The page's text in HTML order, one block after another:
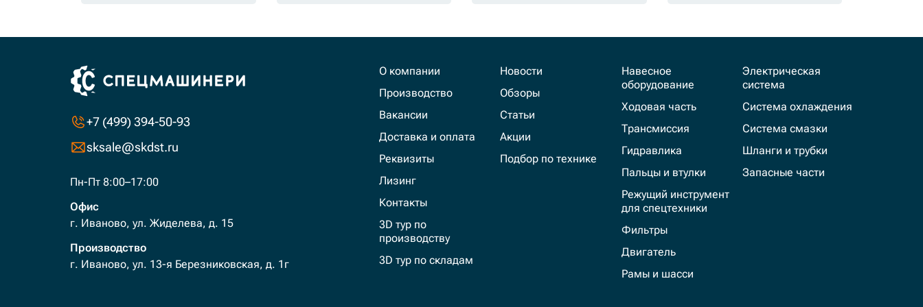
+7 (499) 394-50-93
sksale@skdst.ru
Пн-Пт 8:00–17:00
Офис
г. Иваново, ул. Жиделева, д. 15
Производство
г. Иваново, ул. 13-я Березниковская, д. 1г
О компании
Производство
Вакансии
Доставка и оплата
Реквизиты
Лизинг
Контакты
3D тур по
производству
3D тур по складам
Новости
Обзоры
Статьи
Акции
Подбор по технике
Навесное
оборудование
Ходовая часть
Трансмиссия
Гидравлика
Пальцы и втулки
Режущий инструмент
для спецтехники
Фильтры
Двигатель
Рамы и шасси
Электрическая
система
Система охлаждения
Система смазки
Шланги и трубки
Запасные части